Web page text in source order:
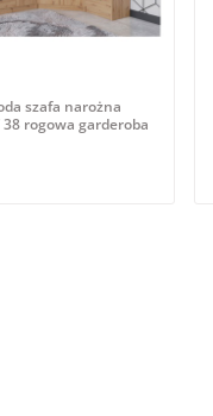
szafa narożna
38 rogowa garderoba